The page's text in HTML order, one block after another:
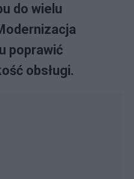
do wielu
poprawić
obsługi.